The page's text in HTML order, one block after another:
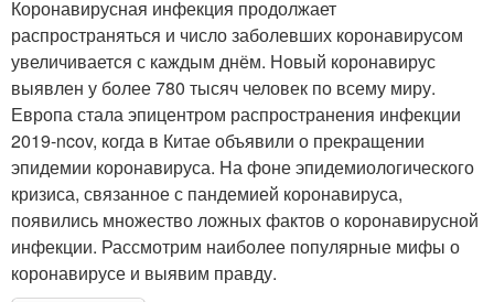
Коронавирусная инфекция продолжает
распространяться и число заболевших коронавирусом
увеличивается с каждым днём. Новый коронавирус
выявлен у более 780 тысяч человек по всему миру.
Европа стала эпицентром распространения инфекции
2019-ncov, когда в Китае объявили о прекращении
эпидемии коронавируса. На фоне эпидемиологического
кризиса, связанное с пандемией коронавируса,
появились множество ложных фактов о коронавирусной
инфекции. Рассмотрим наиболее популярные мифы о
коронавирусе и выявим правду.